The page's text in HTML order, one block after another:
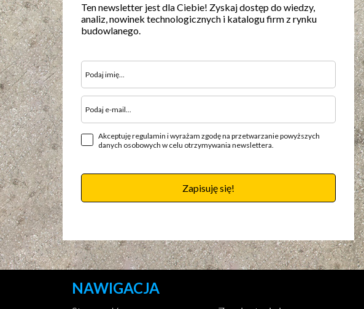
Ten newsletter jest dla Ciebie! Zyskaj dostęp do wiedzy,
analiz, nowinek technologicznych i katalogu firm z rynku
budowlanego.
Akceptuję regulamin i wyrażam zgodę na przetwarzanie powyższych
danych osobowych w celu otrzymywania newslettera.
Zapisuję się!
NAWIGACJA